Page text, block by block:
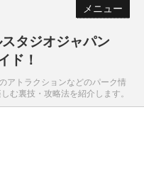
メニュー
タジオジャパン
ド！
アトラクションなどのパーク情
む裏技・攻略法を紹介します。